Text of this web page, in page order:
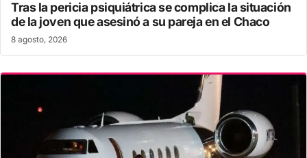
Tras la pericia psiquiátrica se complica la situación
de la joven que asesinó a su pareja en el Chaco
8 agosto, 2026